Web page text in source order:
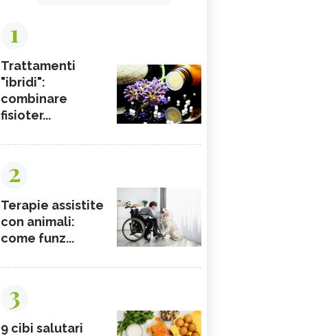
1
Trattamenti
"ibridi":
combinare
fisioter...
2
Terapie assistite
con animali:
come funz...
3
9 cibi salutari